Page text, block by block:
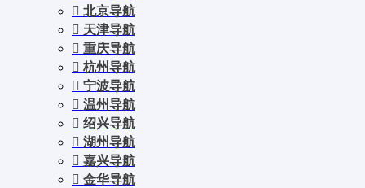
北京导航
天津导航
重庆导航
杭州导航
宁波导航
温州导航
绍兴导航
湖州导航
嘉兴导航
金华导航